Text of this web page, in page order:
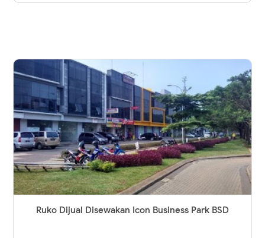
Ruko Dijual Disewakan Icon Business Park BSD